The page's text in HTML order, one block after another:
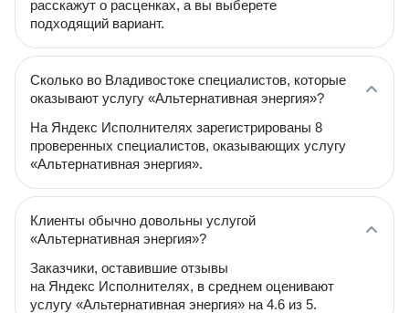
расскажут о расценках, а вы выберете
подходящий вариант.
Сколько во Владивостоке специалистов, которые
оказывают услугу «Альтернативная энергия»?
На Яндекс Исполнителях зарегистрированы 8
проверенных специалистов, оказывающих услугу
«Альтернативная энергия».
Клиенты обычно довольны услугой
«Альтернативная энергия»?
Заказчики, оставившие отзывы
на Яндекс Исполнителях, в среднем оценивают
услугу «Альтернативная энергия» на 4.6 из 5.